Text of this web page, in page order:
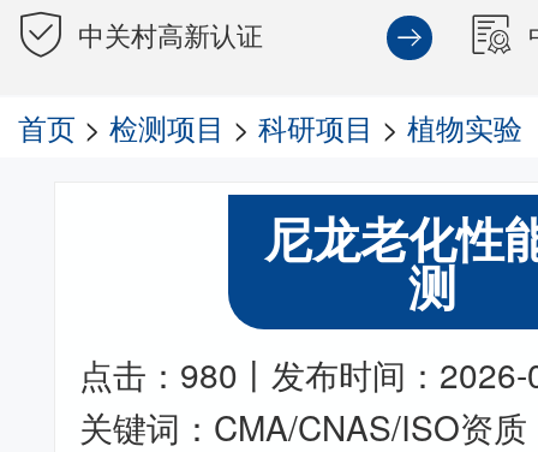
中关村高新认证
首页 > 检测项目 > 科研项目 > 植物实验
尼龙老化性
测
点击：980丨发布时间：
关键词：CMA/CNAS/ISO资